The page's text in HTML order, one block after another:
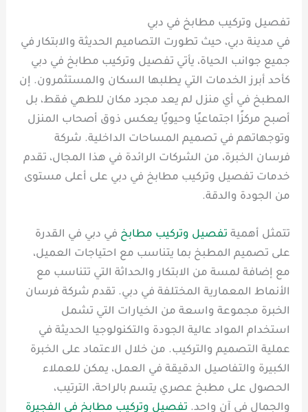
تفصيل وتركيب مطابخ في دبي
في مدينة دبي، حيث تطورت التصاميم الحديثة والابتكار في
جميع جوانب الحياة، يأتي تفصيل وتركيب مطابخ في دبي
كأحد أبرز الخدمات التي يطلبها السكان والمستثمرون. إن
المطبخ في أي منزل لم يعد مجرد مكان للطهي فقط، بل
أصبح مركزًا اجتماعيًا وحيويًا يعكس ذوق أصحاب المنزل
وتوجهاتهم في تصميم المساحات الداخلية. شركة
فرسان الخبرة، من الشركات الرائدة في هذا المجال، تقدم
خدمات تفصيل وتركيب مطابخ في دبي على أعلى مستوى
من الجودة والدقة.
تتمثل أهمية تفصيل وتركيب مطابخ في دبي في القدرة
على تصميم المطبخ بما يتناسب مع احتياجات العميل،
مع إضافة لمسة من الابتكار والحداثة التي تتناسب مع
الأنماط المعمارية المختلفة في دبي. تقدم شركة فرسان
الخبرة مجموعة واسعة من الخيارات التي تشمل
استخدام المواد عالية الجودة والتكنولوجيا الحديثة في
عملية التصميم والتركيب. من خلال الاعتماد على الخبرة
الكبيرة والتفاصيل الدقيقة في العمل، يمكن للعملاء
الحصول على مطبخ عصري يتسم بالراحة، الترتيب،
والجمال في آن واحد. تفصيل وتركيب مطابخ في الفجيرة